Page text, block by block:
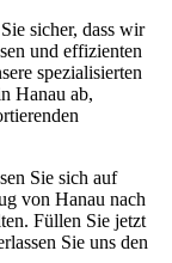
sicher, dass wir
und effizienten
spezialisierten
Hanau ab,
Sie sich auf
von Hanau nach
Füllen Sie jetzt
Sie uns den